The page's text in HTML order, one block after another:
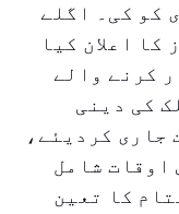
نے ۱۷ فروری کو کی۔ اگلے
اعلان کیا
کرنے والے
کی دینی
جاری کردیئے،
اوقات شامل
کا تعین